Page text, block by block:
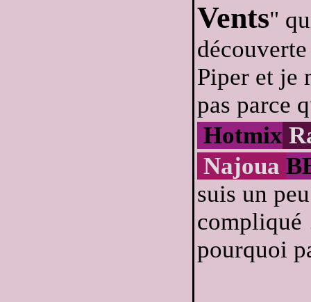
Vents"
Piper et je
pas parce
Hotmix
Najoua
suis un
compliqué
pourquoi